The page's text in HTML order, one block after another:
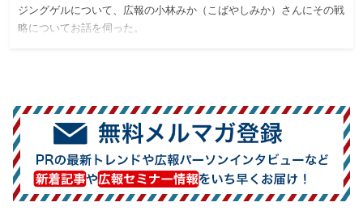
ジングゲルについて、広報の小林みか（こばやしみか）さんにその戦
略についてお話を伺った。